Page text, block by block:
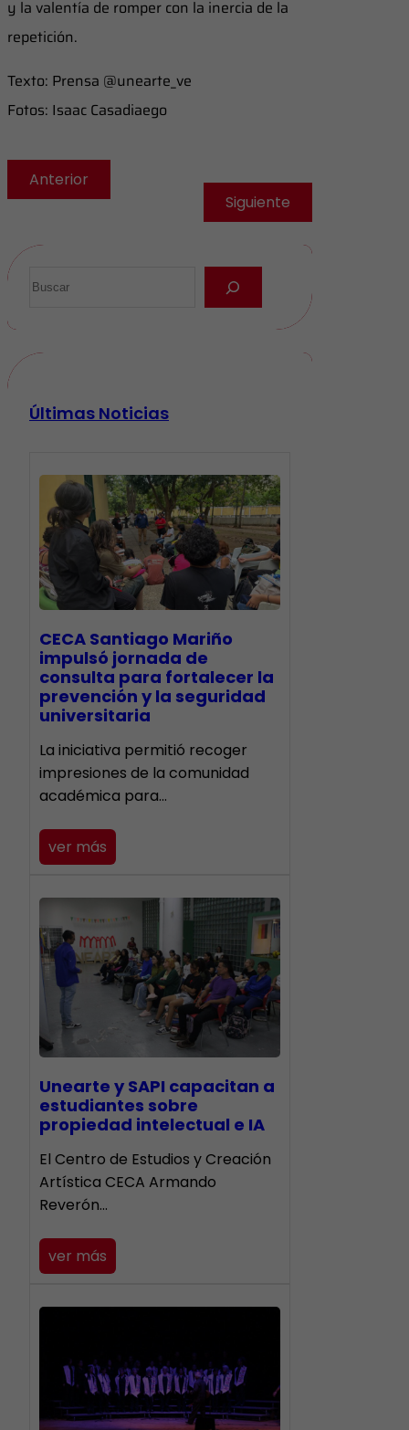
y la valentía de romper con la inercia de la
repetición.
Texto: Prensa @unearte_ve
Fotos: Isaac Casadiaego
Anterior
Siguiente
Últimas Noticias
CECA Santiago Mariño
impulsó jornada de
consulta para fortalecer la
prevención y la seguridad
universitaria
La iniciativa permitió recoger
impresiones de la comunidad
académica para…
ver más
Unearte y SAPI capacitan a
estudiantes sobre
propiedad intelectual e IA
El Centro de Estudios y Creación
Artística CECA Armando
Reverón…
ver más